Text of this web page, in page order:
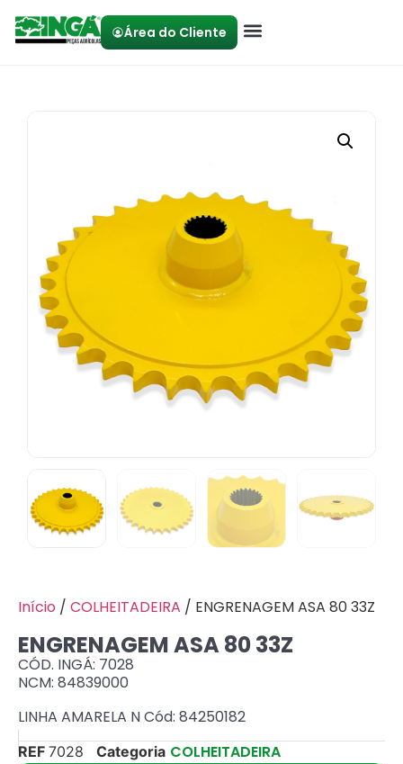
Área do Cliente
Início / COLHEITADEIRA / ENGRENAGEM ASA 80 33Z
ENGRENAGEM ASA 80 33Z
CÓD. INGÁ: 7028
NCM: 84839000
LINHA AMARELA N Cód: 84250182
REF 7028 Categoria COLHEITADEIRA